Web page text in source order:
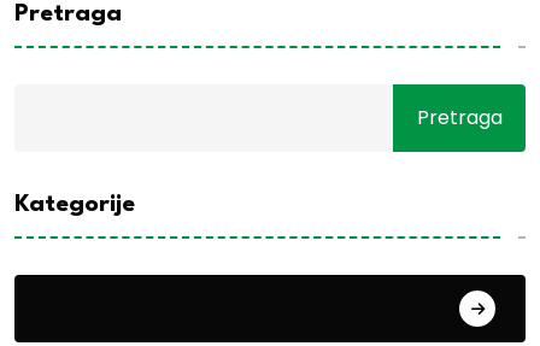
Pretraga
Pretraga
Kategorije